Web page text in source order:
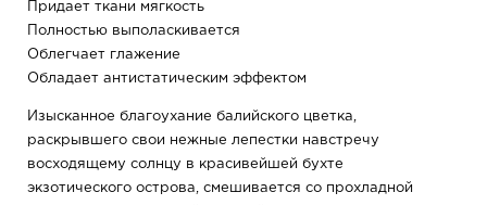
Придает ткани мягкость
Полностью выполаскивается
Облегчает глажение
Обладает антистатическим эффектом
Изысканное благоухание балийского цветка,
раскрывшего свои нежные лепестки навстречу
восходящему солнцу в красивейшей бухте
экзотического острова, смешивается со прохладной